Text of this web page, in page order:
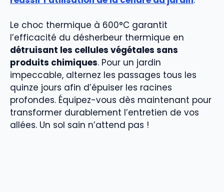
Le choc thermique à 600°C garantit
l’efficacité du désherbeur thermique en
détruisant les cellules végétales sans
produits chimiques. Pour un jardin
impeccable, alternez les passages tous les
quinze jours afin d’épuiser les racines
profondes. Équipez-vous dès maintenant pour
transformer durablement l’entretien de vos
allées. Un sol sain n’attend pas !